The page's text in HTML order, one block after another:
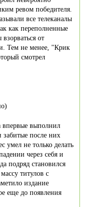
ревом победителя.
все телеканалы
как переполненные
от
Тем не менее, "Крик
смотрел
впервые выполнил
забитые после них
не только делать
через себя и
подряд становился
титулов с
издание
еще до появления